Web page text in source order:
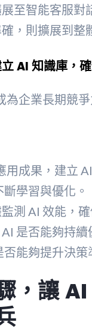
至智能客服對
，則擴展到整
AI 知識庫，
為企業長期競
用成果，建立
學習與優化。
測 AI 效能，
是否能夠持續
否能夠提升決策
，讓